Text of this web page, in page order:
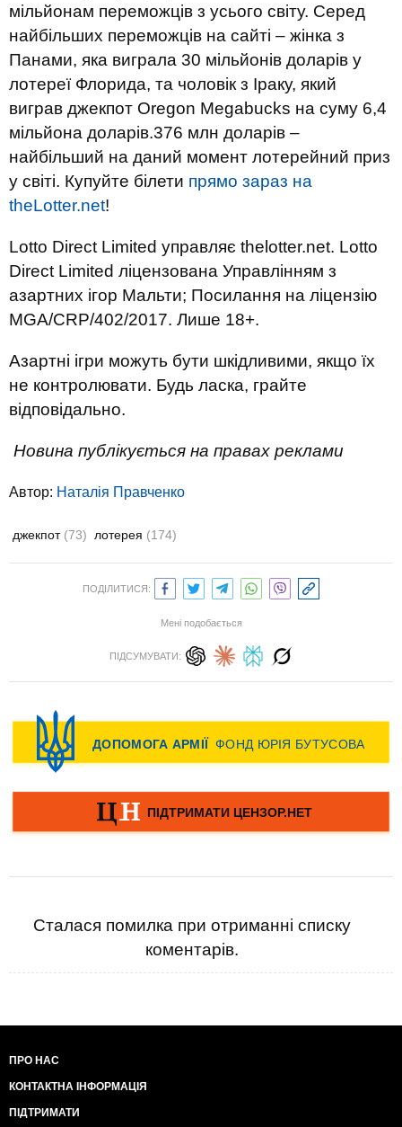
мільйонам переможців з усього світу. Серед
найбільших переможців на сайті – жінка з
Панами, яка виграла 30 мільйонів доларів у
лотереї Флорида, та чоловік з Іраку, який
виграв джекпот Oregon Megabucks на суму 6,4
мільйона доларів.376 млн доларів –
найбільший на даний момент лотерейний приз
у світі. Купуйте білети прямо зараз на
theLotter.net!
Lotto Direct Limited управляє thelotter.net. Lotto
Direct Limited ліцензована Управлінням з
азартних ігор Мальти; Посилання на ліцензію
MGA/CRP/402/2017. Лише 18+.
Азартні ігри можуть бути шкідливими, якщо їх
не контролювати. Будь ласка, грайте
відповідально.
Новина публікується на правах реклами
Автор: Наталія Правченко
джекпот (73) лотерея (174)
ПОДІЛИТИСЯ:
Мені подобається
ПІДСУМУВАТИ:
Сталася помилка при отриманні списку
коментарів.
ПРО НАС
КОНТАКТНА ІНФОРМАЦІЯ
ПІДТРИМАТИ